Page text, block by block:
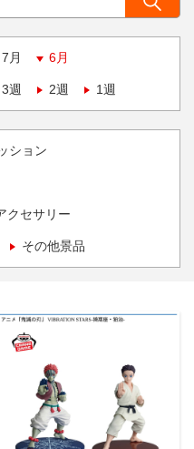
7月 6月
3週 2週 1週
ション
クセサリー
その他景品